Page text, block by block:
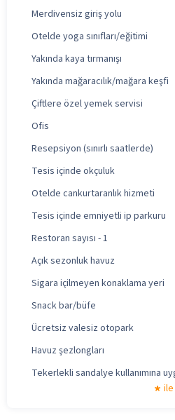
Merdivensiz giriş yolu
Otelde yoga sınıfları/eğitimi
Yakında kaya tırmanışı
Yakında mağaracılık/mağara keşfi
Çiftlere özel yemek servisi
Ofis
Resepsiyon (sınırlı saatlerde)
Tesis içinde okçuluk
Otelde cankurtaranlık hizmeti
Tesis içinde emniyetli ip parkuru
Restoran sayısı - 1
Açık sezonluk havuz
Sigara içilmeyen konaklama yeri
Snack bar/büfe
Ücretsiz valesiz otopark
Havuz şezlongları
Tekerlekli sandalye kullanımına